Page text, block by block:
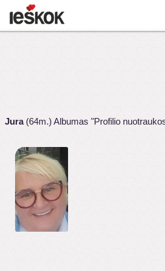
Jura(64m.) Albumas "Profilio